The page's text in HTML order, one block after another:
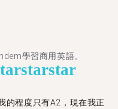
學習商用英語。
starstar
的程度只有A2，現在我正